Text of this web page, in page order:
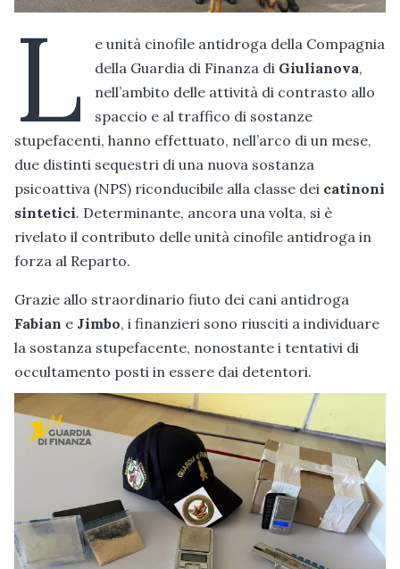
L
e unità cinofile antidroga della Compagnia
della Guardia di Finanza di Giulianova,
nell’ambito delle attività di contrasto allo
spaccio e al traffico di sostanze
stupefacenti, hanno effettuato, nell’arco di un mese,
due distinti sequestri di una nuova sostanza
psicoattiva (NPS) riconducibile alla classe dei catinoni
sintetici. Determinante, ancora una volta, si è
rivelato il contributo delle unità cinofile antidroga in
forza al Reparto.
Grazie allo straordinario fiuto dei cani antidroga
Fabian e Jimbo, i finanzieri sono riusciti a individuare
la sostanza stupefacente, nonostante i tentativi di
occultamento posti in essere dai detentori.